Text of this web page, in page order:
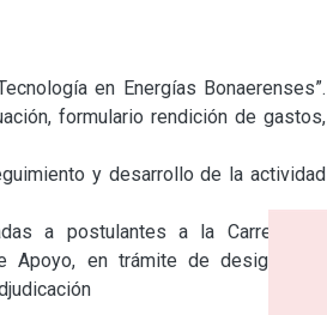
en Energías Bonaerenses”.
formulario rendición de gastos,
y desarrollo de la actividad
a postulantes a la Carrera del
en trámite de designación,